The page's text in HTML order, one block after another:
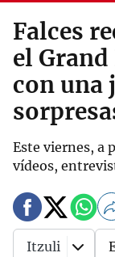
Falces
el
con una
Este viernes, a
vídeos,
Itzuli